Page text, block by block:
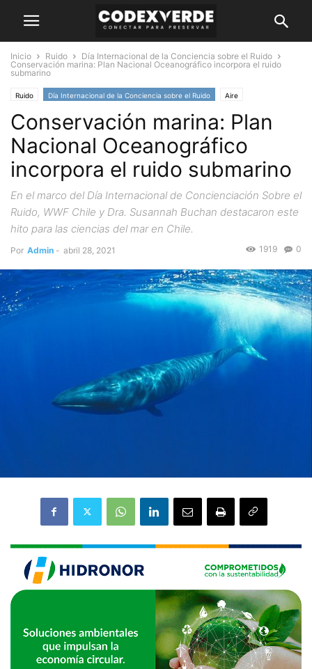
Inicio Ruido
Día Internacional de la Conciencia sobre el Ruido
Conservación marina: Plan Nacional Oceanográfico incorpora el ruido
submarino
Ruido Día Internacional de la Conciencia sobre el Ruido Aire
Conservación marina: Plan
Nacional Oceanográfico
incorpora el ruido submarino
En el marco del Día Internacional de Concienciación Sobre el
Ruido, WWF Chile y Dra. Susannah Buchan destacaron este
hito para las ciencias del mar en Chile.
Por Admin - abril 28, 2021 0
1919